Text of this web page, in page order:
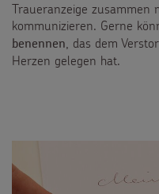
Traueranzeige zusammen
kommunizieren. Gerne
benennen, das dem
Herzen gelegen hat.